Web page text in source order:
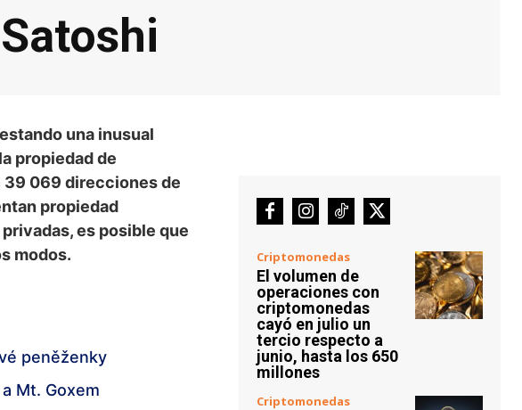
una inusual
propiedad de
39 069 direcciones de
propiedad
es posible que
modos.
peněženky
Mt. Goxem
Criptomonedas
El volumen de
operaciones con
criptomonedas
cayó en julio un
tercio respecto a
junio, hasta los 650
millones
Criptomonedas